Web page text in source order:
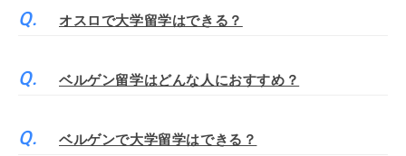
オスロで大学留学はできる？
ベルゲン留学はどんな人におすすめ？
ベルゲンで大学留学はできる？